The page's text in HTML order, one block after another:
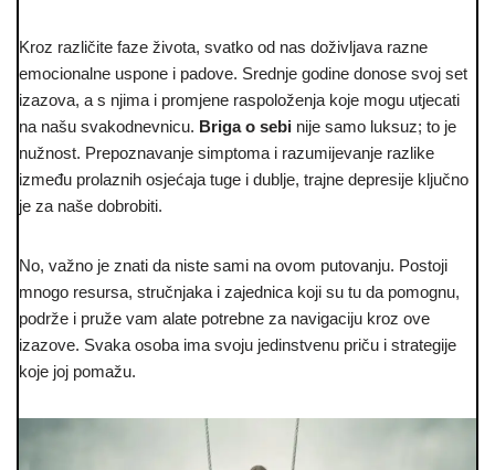
Kroz različite faze života, svatko od nas doživljava razne
emocionalne uspone i padove. Srednje godine donose svoj set
izazova, a s njima i promjene raspoloženja koje mogu utjecati
na našu svakodnevnicu. Briga o sebi nije samo luksuz; to je
nužnost. Prepoznavanje simptoma i razumijevanje razlike
između prolaznih osjećaja tuge i dublje, trajne depresije ključno
je za naše dobrobiti.
No, važno je znati da niste sami na ovom putovanju. Postoji
mnogo resursa, stručnjaka i zajednica koji su tu da pomognu,
podrže i pruže vam alate potrebne za navigaciju kroz ove
izazove. Svaka osoba ima svoju jedinstvenu priču i strategije
koje joj pomažu.